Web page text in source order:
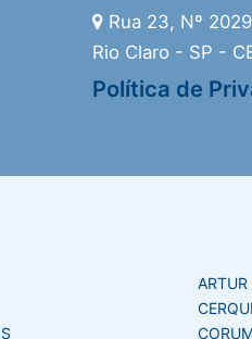
Rua 23, Nº
Rio Claro - SP -
Política de
ARTUR